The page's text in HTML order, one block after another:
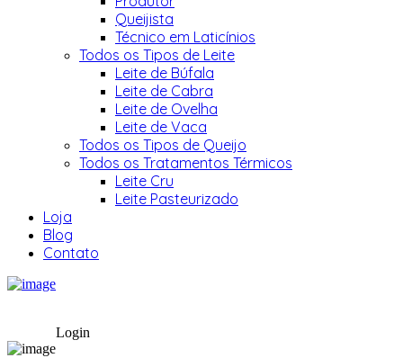
Queijista
Técnico em Laticínios
Todos os Tipos de Leite
Leite de Búfala
Leite de Cabra
Leite de Ovelha
Leite de Vaca
Todos os Tipos de Queijo
Todos os Tratamentos Térmicos
Leite Cru
Leite Pasteurizado
Loja
Blog
Contato
Login